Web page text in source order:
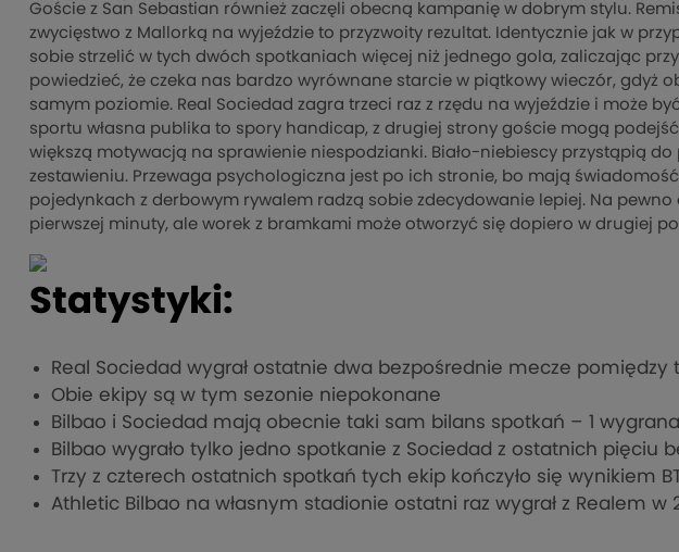
Goście z San Sebastian również zaczęli obecną kampanię w dobrym stylu.
zwycięstwo z Mallorką na wyjeździe to przyzwoity rezultat. Identycznie jak w
sobie strzelić w tych dwóch spotkaniach więcej niż jednego gola, zaliczając
powiedzieć, że czeka nas bardzo wyrównane starcie w piątkowy wieczór, gdyż
samym poziomie. Real Sociedad zagra trzeci raz z rzędu na wyjeździe i może
sportu własna publika to spory handicap, z drugiej strony goście mogą
większą motywacją na sprawienie niespodzianki. Biało-niebiescy przystąpią do
zestawieniu. Przewaga psychologiczna jest po ich stronie, bo mają
pojedynkach z derbowym rywalem radzą sobie zdecydowanie lepiej. Na pewno
pierwszej minuty, ale worek z bramkami może otworzyć się dopiero w drugiej
Statystyki:
Real Sociedad wygrał ostatnie dwa bezpośrednie mecze pomiędzy
Obie ekipy są w tym sezonie niepokonane
Bilbao i Sociedad mają obecnie taki sam bilans spotkań – 1
Bilbao wygrało tylko jedno spotkanie z Sociedad z ostatnich pięciu
Trzy z czterech ostatnich spotkań tych ekip kończyło się wynikiem
Athletic Bilbao na własnym stadionie ostatni raz wygrał z Realem w